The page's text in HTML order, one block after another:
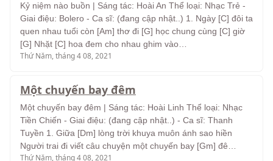
Kỷ niệm nào buồn | Sáng tác: Hoài An Thể loại: Nhạc Trẻ -
Giai điệu: Bolero - Ca sĩ: (đang cập nhật..) 1. Ngày [C] đôi ta
quen nhau tuổi còn [Am] thơ đi [G] học chung cùng [C] giờ
[G] Nhặt [C] hoa đem cho nhau ghim vào…
Thứ Năm, tháng 4 08, 2021
Một chuyến bay đêm
Một chuyến bay đêm | Sáng tác: Hoài Linh Thể loại: Nhạc
Tiền Chiến - Giai điệu: (đang cập nhật..) - Ca sĩ: Thanh
Tuyền 1. Giữa [Dm] lòng trời khuya muôn ánh sao hiền
Người trai đi viết câu chuyện một chuyến bay [Gm] đê…
Thứ Năm, tháng 4 08, 2021